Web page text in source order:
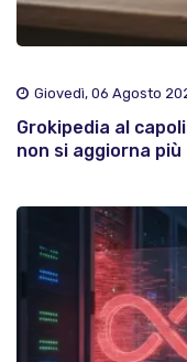
Giovedì, 06 Agosto
Grokipedia al
non si aggiorna più